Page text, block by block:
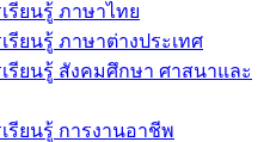
รียนรู้ ภาษาไทย
รียนรู้ ภาษาต่างประเทศ
รียนรู้ สังคมศึกษา ศาสนาและ
รียนรู้ การงานอาชีพ